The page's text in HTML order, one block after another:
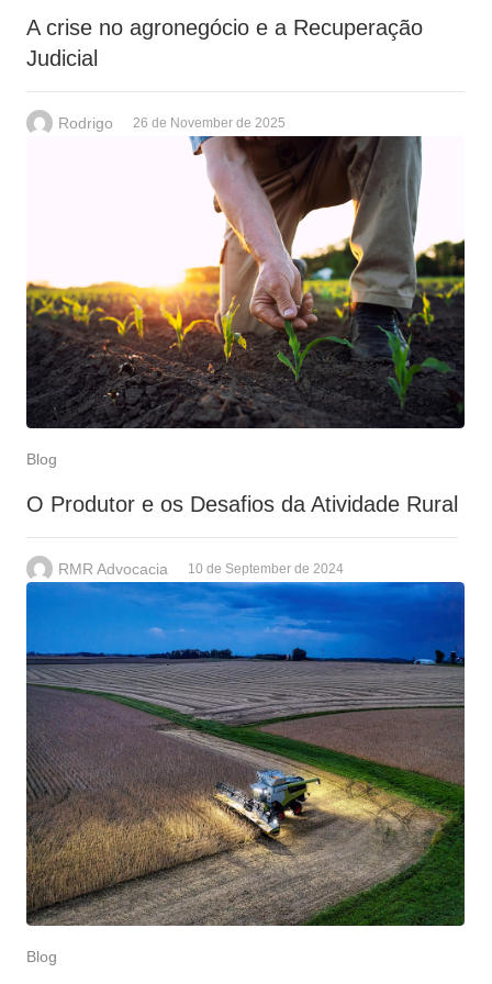
A crise no agronegócio e a Recuperação
Judicial
Rodrigo 26 de November de 2025
Blog
O Produtor e os Desafios da Atividade Rural
RMR Advocacia 10 de September de 2024
Blog